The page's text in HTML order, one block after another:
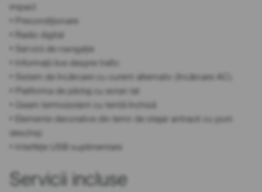
impact
• Precondiționare
• Radio digital
• Servicii de navigație
• Informații live despre trafic
• Sistem de încărcare cu curent alternativ (încărcare AC)
• Platforma de pilotaj cu ecran lat
• Geam termoizolant cu tentă închisă
• Elemente decorative din lemn de stejar antracit cu porii
deschiși
• Interfețe USB suplimentare
Servicii incluse